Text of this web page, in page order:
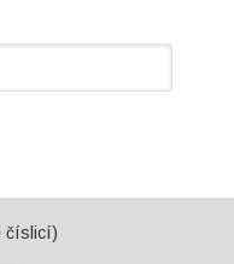
číslicí)